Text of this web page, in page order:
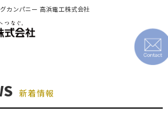
カンパニー 高浜電工株式会社
新着情報